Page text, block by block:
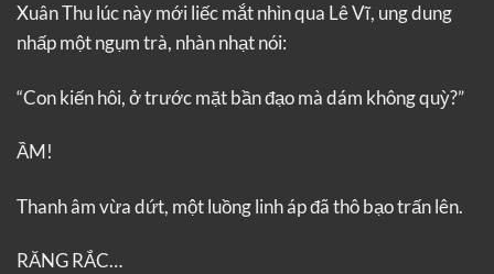
Xuân Thu lúc này mới liếc mắt nhìn qua Lê Vĩ, ung dung
nhấp một ngụm trà, nhàn nhạt nói:
“Con kiến hôi, ở trước mặt bần đạo mà dám không quỳ?”
ẦM!
Thanh âm vừa dứt, một luồng linh áp đã thô bạo trấn lên.
RĂNG RẮC…